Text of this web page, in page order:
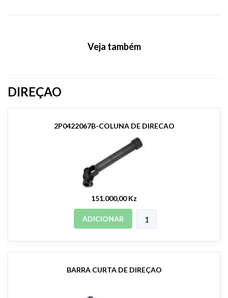
Veja também
DIREÇAO
2P0422067B-COLUNA DE DIRECAO
151.000,00 Kz
ADICIONAR
BARRA CURTA DE DIREÇAO